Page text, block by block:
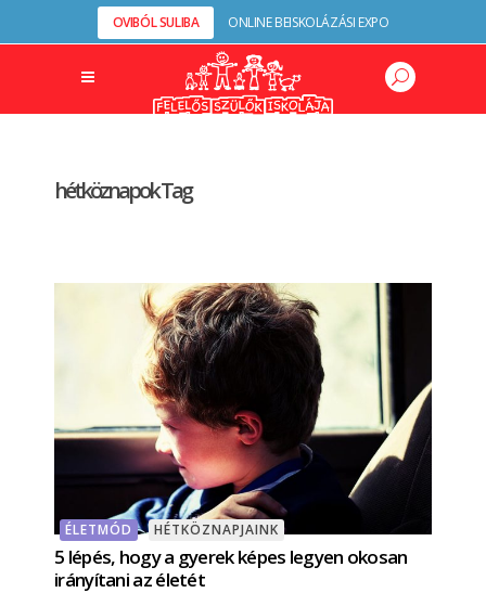
OVIBÓL SULIBA ONLINE BEISKOLÁZÁSI EXPO
hétköznapok Tag
ÉLETMÓD HÉTKÖZNAPJAINK
5 lépés, hogy a gyerek képes legyen okosan
irányítani az életét